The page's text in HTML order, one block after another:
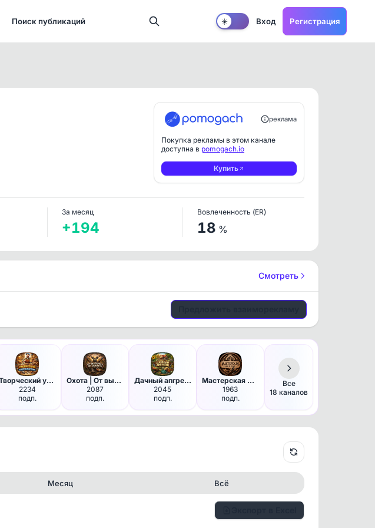
Поиск публикаций ☀️ Вход Регистрация
реклама
Покупка рекламы в этом канале
доступна в pomogach.io
Купить
За месяц
+194
Вовлеченность (ER)
18 %
Смотреть
Творческий уголок мастера
2234
подп.
Охота | От выстрела до добычи
2087
подп.
Дачный апгрейд
2045
подп.
Мастерская Дерева
1963
подп.
Все
18 каналов
Месяц Всё